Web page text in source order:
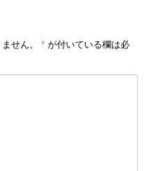
せん。 * が付いている欄は必